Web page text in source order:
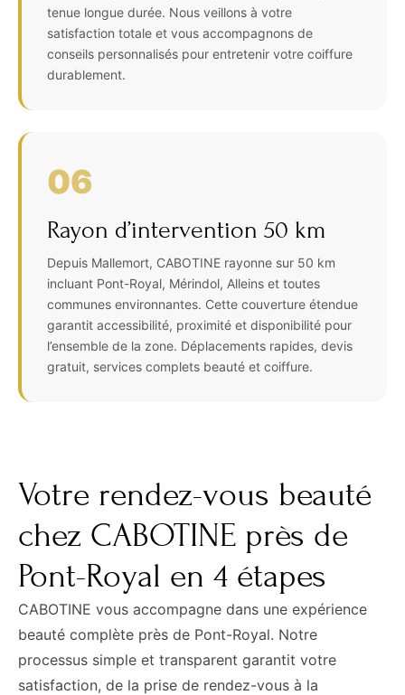
tenue longue durée. Nous veillons à votre
satisfaction totale et vous accompagnons de
conseils personnalisés pour entretenir votre coiffure
durablement.
06
Rayon d’intervention 50 km
Depuis Mallemort, CABOTINE rayonne sur 50 km
incluant Pont-Royal, Mérindol, Alleins et toutes
communes environnantes. Cette couverture étendue
garantit accessibilité, proximité et disponibilité pour
l’ensemble de la zone. Déplacements rapides, devis
gratuit, services complets beauté et coiffure.
Votre rendez-vous beauté
chez CABOTINE près de
Pont-Royal en 4 étapes
CABOTINE vous accompagne dans une expérience
beauté complète près de Pont-Royal. Notre
processus simple et transparent garantit votre
satisfaction, de la prise de rendez-vous à la